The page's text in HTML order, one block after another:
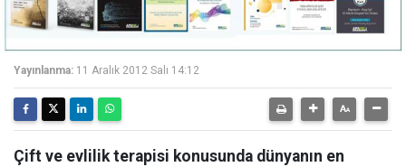
Yayınlanma: 11 Aralık 2012 Salı 14:12
Çift ve evlilik terapisi konusunda dünyanın en